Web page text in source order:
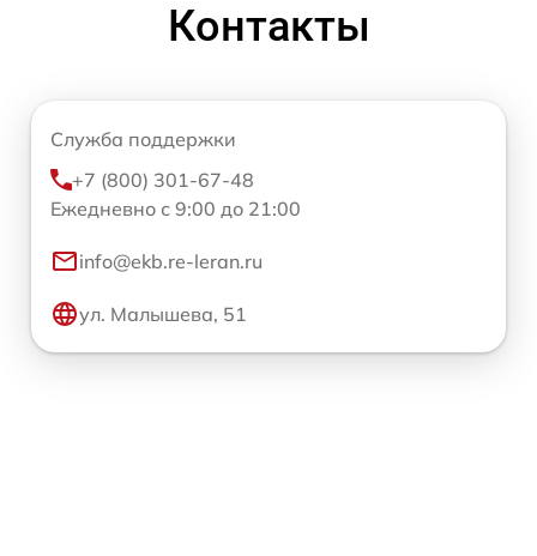
Контакты
Служба поддержки
+7 (800) 301-67-48
Ежедневно с 9:00 до 21:00
info@ekb.re-leran.ru
ул. Малышева, 51